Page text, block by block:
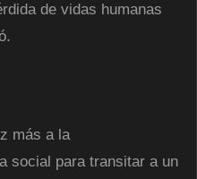
de vidas humanas
más a la
social para transitar a un